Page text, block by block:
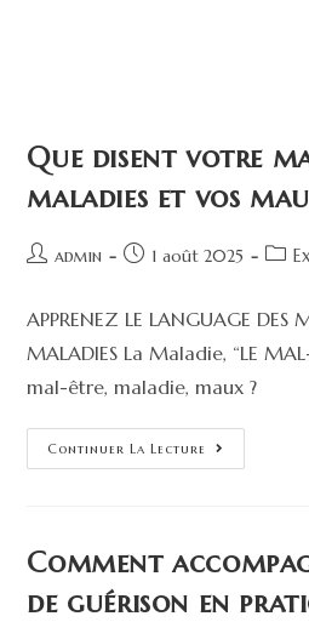
Que disent votre
maladies et vos
admin 1 août 2025
APPRENEZ LE LANGUAGE DES
MALADIES La Maladie, “LE
mal-être, maladie, maux ?
Continuer La Lecture
Comment
de guérison en